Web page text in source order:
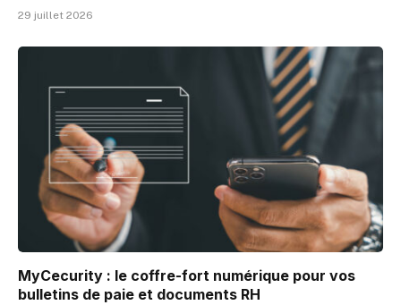
29 juillet 2026
MyCecurity : le coffre-fort numérique pour vos
bulletins de paie et documents RH